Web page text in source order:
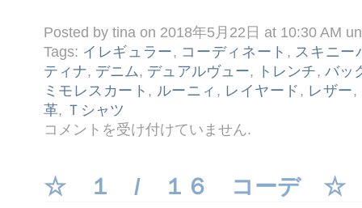
Posted by tina on 2018年5月22日 at 10:30 AM
Tags: イレギュラー, コーディネート , スキニー
ティナ, デニム, デュアルヴュー, トレンチ, バッ
ミモレスカート , ルーニィ , レイヤード , レザー,
革, Ｔシャツ
☆
５ /
ー
デ
コメントを受け付けていません.
☆ １ / １６ コーデ ☆